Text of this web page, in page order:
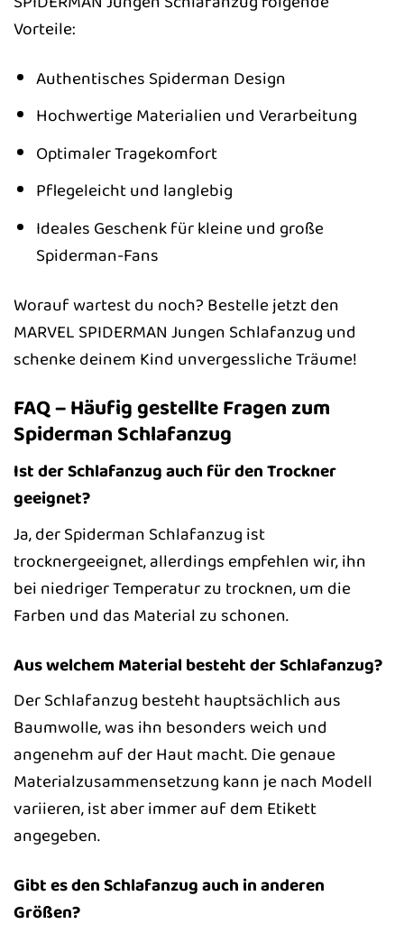
Vorteile:
Authentisches Spiderman Design
Hochwertige Materialien und Verarbeitung
Optimaler Tragekomfort
Pflegeleicht und langlebig
Ideales Geschenk für kleine und große
Spiderman-Fans
Worauf wartest du noch? Bestelle jetzt den
MARVEL SPIDERMAN Jungen Schlafanzug und
schenke deinem Kind unvergessliche Träume!
FAQ – Häufig gestellte Fragen zum
Spiderman Schlafanzug
Ist der Schlafanzug auch für den Trockner
geeignet?
Ja, der Spiderman Schlafanzug ist
trocknergeeignet, allerdings empfehlen wir, ihn
bei niedriger Temperatur zu trocknen, um die
Farben und das Material zu schonen.
Aus welchem Material besteht der Schlafanzug?
Der Schlafanzug besteht hauptsächlich aus
Baumwolle, was ihn besonders weich und
angenehm auf der Haut macht. Die genaue
Materialzusammensetzung kann je nach Modell
variieren, ist aber immer auf dem Etikett
angegeben.
Gibt es den Schlafanzug auch in anderen
Größen?